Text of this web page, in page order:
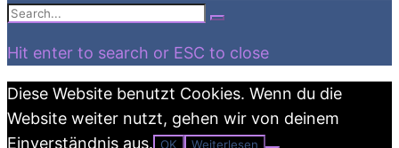
Search
Search
Hit enter to search or ESC to close
Diese Website benutzt Cookies. Wenn du die
Website weiter nutzt, gehen wir von deinem
Einverständnis aus.
OK Weiterlesen